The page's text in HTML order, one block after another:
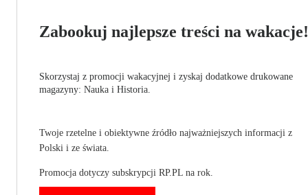
Zabookuj najlepsze treści na wakacje!
Skorzystaj z promocji wakacyjnej i zyskaj dodatkowe drukowane
magazyny: Nauka i Historia.
Twoje rzetelne i obiektywne źródło najważniejszych informacji z
Polski i ze świata.
Promocja dotyczy subskrypcji RP.PL na rok.